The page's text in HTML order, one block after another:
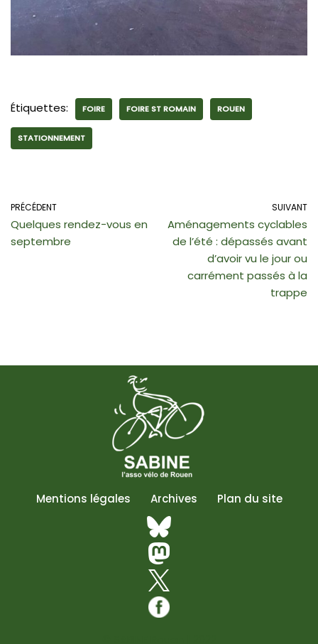
Étiquettes: FOIRE FOIRE ST ROMAIN ROUEN
STATIONNEMENT
PRÉCÉDENT
Quelques rendez-vous en
septembre
SUIVANT
Aménagements cyclables
de l’été : dépassés avant
d’avoir vu le jour ou
carrément passés à la
trappe
Mentions légales Archives Plan du site